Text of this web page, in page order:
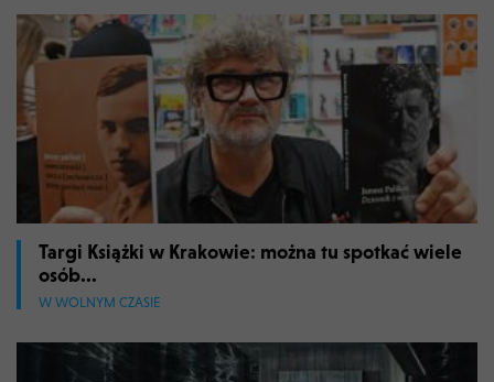
Targi Książki w Krakowie: można tu spotkać wiele
osób...
W WOLNYM CZASIE